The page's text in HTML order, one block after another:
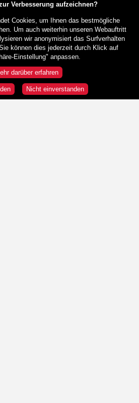
Verbesserung aufzeichnen?
Cookies, um Ihnen das bestmögliche
Um auch weiterhin unseren Webauftritt
wir anonymisiert das Surfverhalten
können dies jederzeit durch Klick auf
Einstellung" anpassen.
darüber erfahren
Nicht einverstanden